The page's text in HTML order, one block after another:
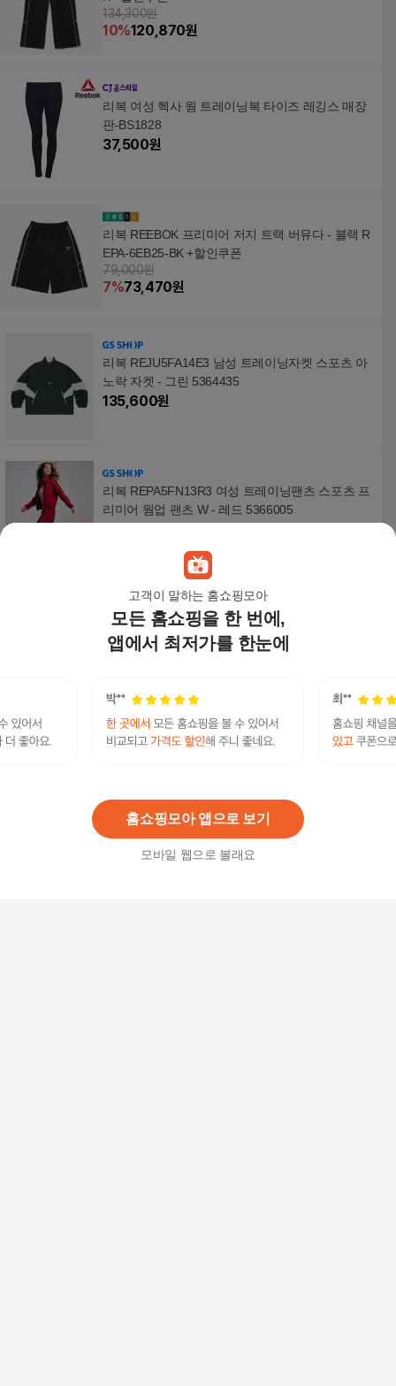
고객이 말하는 홈쇼핑모아
모든 홈쇼핑을 한 번에,
앱에서 최저가를 한눈에
홈쇼핑모아 앱으로 보기
모바일 웹으로 볼래요
134,300원
10%120,870원
리복 여성 헥사 웜 트레이닝복 타이즈 레깅스 매장
판-BS1828
37,500원
리복 REEBOK 프리미어 저지 트랙 버뮤다 - 블랙 R
EPA-6EB25-BK +할인쿠폰
79,000원
7%73,470원
리복 REJU5FA14E3 남성 트레이닝자켓 스포츠 아
노락 자켓 - 그린 5364435
135,600원
리복 REPA5FN13R3 여성 트레이닝팬츠 스포츠 프
리미어 웜업 팬츠 W - 레드 5366005
리복 REJU5FA12OW 남성 트레이닝자켓 스포츠
프리미어 후드 아노락 - 5366037
135,600
리복 REPA5EN21CG 여성 트레이닝팬츠 스포츠 2